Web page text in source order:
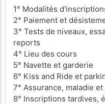
1° Modalités
2° Paiement et
3° Tests de niveaux,
reports
4° Lieu des cours
5° Navette et garderie
6° Kiss and Ride et
7° Assurance, maladie
8° Inscriptions tardives,